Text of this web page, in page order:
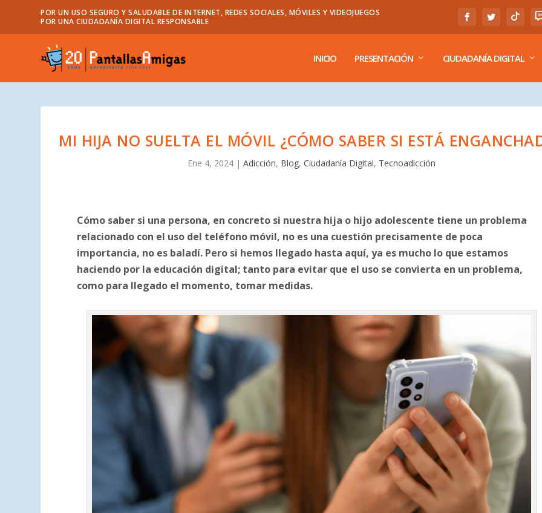
POR UN USO SEGURO Y SALUDABLE DE INTERNET, REDES SOCIALES, MÓVILES Y VIDEOJUEGOS
POR UNA CIUDADANÍA DIGITAL RESPONSABLE
INICIO PRESENTACIÓN CIUDADANÍA DIGITAL
MI HIJA NO SUELTA EL MÓVIL ¿CÓMO SABER SI ESTÁ
Ene 4, 2024| Adicción, Blog, Ciudadanía Digital, Tecnoadicción
Cómo saber si una persona, en concreto si nuestra hija o hijo adolescente tiene un problema
relacionado con el uso del teléfono móvil, no es una cuestión precisamente de poca
importancia, no es baladí. Pero si hemos llegado hasta aquí, ya es mucho lo que estamos
haciendo por la educación digital; tanto para evitar que el uso se convierta en un problema,
como para llegado el momento, tomar medidas.